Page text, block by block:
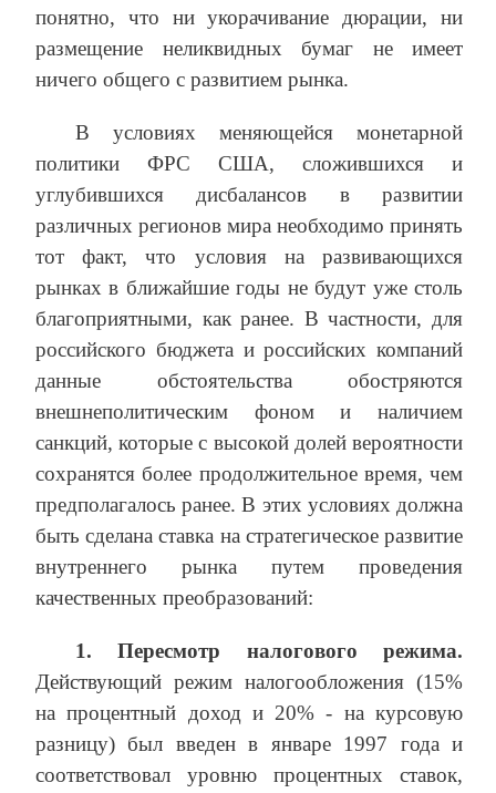
понятно, что ни укорачивание дюрации, ни
размещение неликвидных бумаг не имеет
ничего общего с развитием рынка.
В условиях меняющейся монетарной
политики ФРС США, сложившихся и
углубившихся дисбалансов в развитии
различных регионов мира необходимо принять
тот факт, что условия на развивающихся
рынках в ближайшие годы не будут уже столь
благоприятными, как ранее. В частности, для
российского бюджета и российских компаний
данные обстоятельства обостряются
внешнеполитическим фоном и наличием
санкций, которые с высокой долей вероятности
сохранятся более продолжительное время, чем
предполагалось ранее. В этих условиях должна
быть сделана ставка на стратегическое развитие
внутреннего рынка путем проведения
качественных преобразований:
1. Пересмотр налогового режима.
Действующий режим налогообложения (15%
на процентный доход и 20% - на курсовую
разницу) был введен в январе 1997 года и
соответствовал уровню процентных ставок,